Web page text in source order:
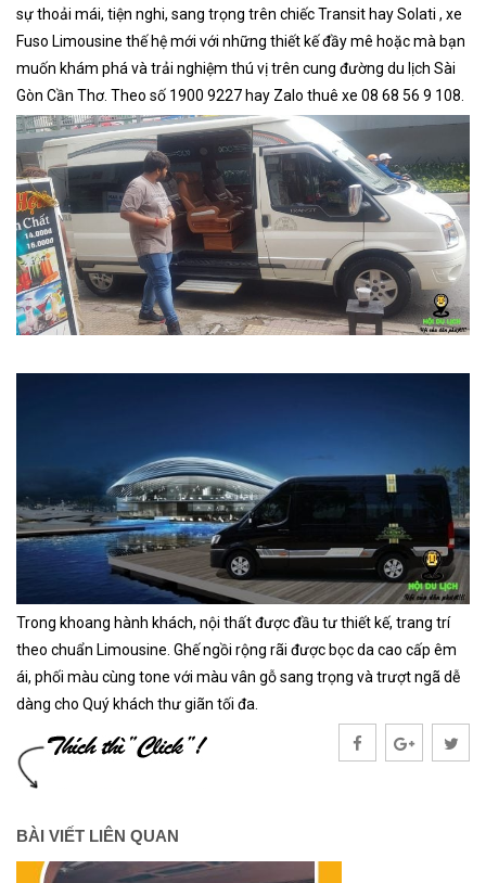
sự thoải mái, tiện nghi, sang trọng trên chiếc Transit hay Solati , xe
Fuso Limousine thế hệ mới với những thiết kế đầy mê hoặc mà bạn
muốn khám phá và trải nghiệm thú vị trên cung đường du lịch Sài
Gòn Cần Thơ. Theo số 1900 9227 hay Zalo thuê xe 08 68 56 9 108.
Trong khoang hành khách, nội thất được đầu tư thiết kế, trang trí
theo chuẩn Limousine. Ghế ngồi rộng rãi được bọc da cao cấp êm
ái, phối màu cùng tone với màu vân gỗ sang trọng và trượt ngã dễ
dàng cho Quý khách thư giãn tối đa.
BÀI VIẾT LIÊN QUAN